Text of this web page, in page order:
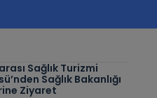
Sağlık Turizmi
Sağlık Bakanlığı
Ziyaret